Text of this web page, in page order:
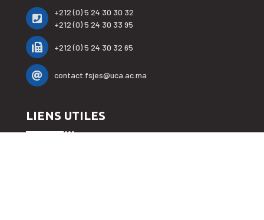
+212 (0) 5 24 30 30 32
+212 (0) 5 24 30 33 95
+212 (0) 5 24 30 32 65
contact.fsjes@uca.ac.ma
LIENS UTILES